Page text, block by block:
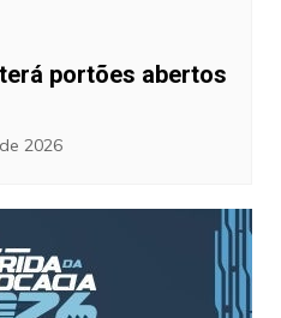
portões abertos
2026